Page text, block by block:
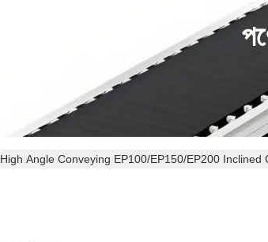
High Angle Conveying EP100/EP150/EP200